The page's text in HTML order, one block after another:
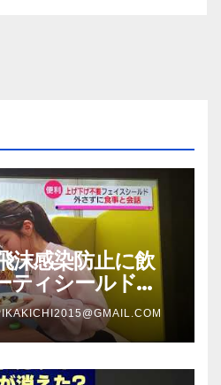
沫感染防止に飲
ティシールド
品）ＦＢＣ福井
の紹介映像